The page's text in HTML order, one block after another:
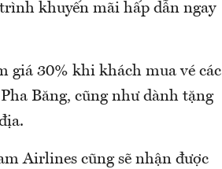
khuyến mãi hấp dẫn ngay
giá 30% khi khách mua vé các
Băng, cũng như dành tặng
Airlines cũng sẽ nhận được